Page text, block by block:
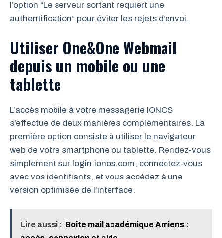
l’option “Le serveur sortant requiert une
authentification” pour éviter les rejets d’envoi.
Utiliser One&One Webmail
depuis un mobile ou une
tablette
L’accès mobile à votre messagerie IONOS
s’effectue de deux manières complémentaires. La
première option consiste à utiliser le navigateur
web de votre smartphone ou tablette. Rendez-vous
simplement sur login.ionos.com, connectez-vous
avec vos identifiants, et vous accédez à une
version optimisée de l’interface.
Lire aussi : Boîte mail académique Amiens :